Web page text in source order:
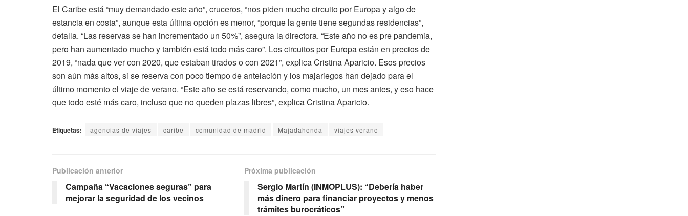
El Caribe está “muy demandado este año”, cruceros, “nos piden mucho circuito por Europa y algo de
estancia en costa”, aunque esta última opción es menor, “porque la gente tiene segundas residencias”,
detalla. “Las reservas se han incrementado un 50%”, asegura la directora. “Este año no es pre pandemia,
pero han aumentado mucho y también está todo más caro”. Los circuitos por Europa están en precios de
2019, “nada que ver con 2020, que estaban tirados o con 2021”, explica Cristina Aparicio. Esos precios
son aún más altos, si se reserva con poco tiempo de antelación y los majariegos han dejado para el
último momento el viaje de verano. “Este año se está reservando, como mucho, un mes antes, y eso hace
que todo esté más caro, incluso que no queden plazas libres”, explica Cristina Aparicio.
Etiquetas: agencias de viajes caribe comunidad de madrid Majadahonda viajes verano
Publicación anterior
Campaña “Vacaciones seguras” para
mejorar la seguridad de los vecinos
Próxima publicación
Sergio Martín (INMOPLUS): “Debería haber
más dinero para financiar proyectos y menos
trámites burocráticos”